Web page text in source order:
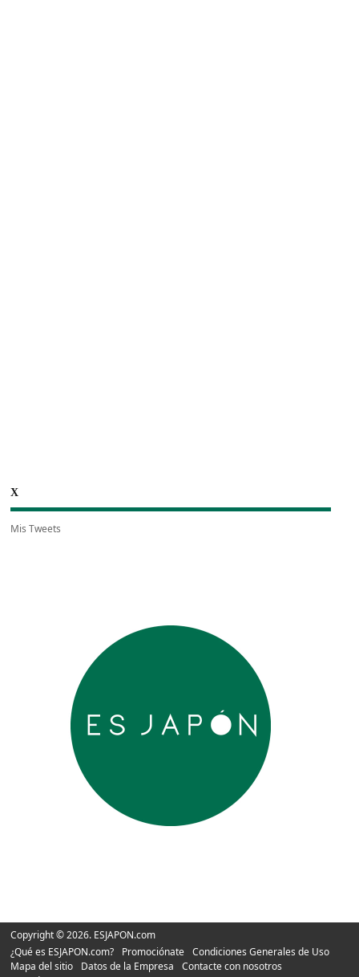
X
Mis Tweets
Copyright © 2026. ESJAPON.com
¿Qué es ESJAPON.com?
Promociónate
Condiciones Generales de Uso
Mapa del sitio
Datos de la Empresa
Contacte con nosotros